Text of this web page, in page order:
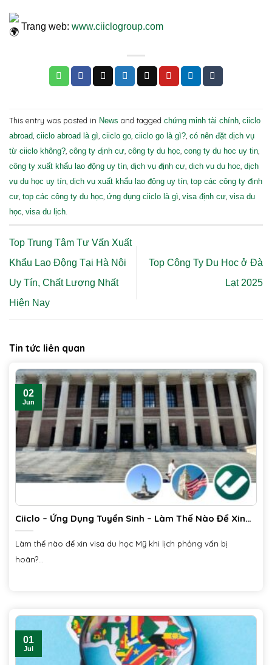
Trang web: www.ciiclogroup.com
This entry was posted in News and tagged chứng minh tài chính, ciiclo
abroad, ciiclo abroad là gì, ciiclo go, ciiclo go là gì?, có nên đặt dịch vụ
từ ciiclo không?, công ty định cư, công ty du học, cong ty du hoc uy tin,
công ty xuất khẩu lao động uy tín, dịch vụ định cư, dich vu du hoc, dịch
vụ du học uy tín, dịch vụ xuất khẩu lao động uy tín, top các công ty định
cư, top các công ty du học, ứng dụng ciiclo là gì, visa định cư, visa du
học, visa du lịch.
Top Trung Tâm Tư Vấn Xuất
Khẩu Lao Động Tại Hà Nội
Uy Tín, Chất Lượng Nhất
Hiện Nay
Top Công Ty Du Học ở Đà
Lạt 2025
Tin tức liên quan
Ciiclo – Ứng Dụng Tuyển Sinh – Làm Thế Nào Để Xin
Visa Du Học Mỹ Khi Bị Hoãn Phỏng Vấn?
Làm thế nào để xin visa du học Mỹ khi lịch phỏng vấn bị
hoãn?...
02
Jun
01
Jul